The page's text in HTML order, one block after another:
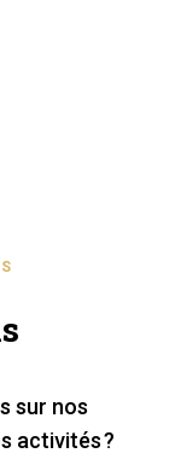
sur nos
activités ?